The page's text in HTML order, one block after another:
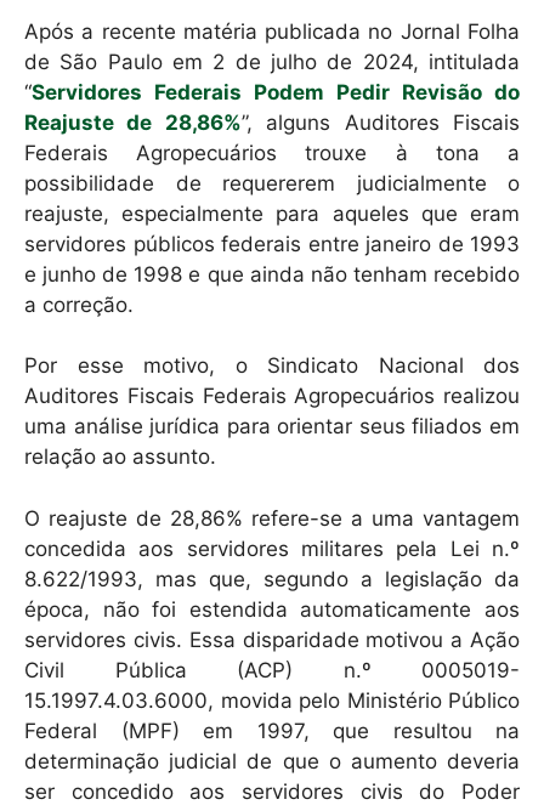
p o
k
Após a recente matéria publicada no Jornal Folha
de São Paulo em 2 de julho de 2024, intitulada
“Servidores Federais Podem Pedir Revisão do
Reajuste de 28,86%”, alguns Auditores Fiscais
Federais Agropecuários trouxe à tona a
possibilidade de requererem judicialmente o
reajuste, especialmente para aqueles que eram
servidores públicos federais entre janeiro de 1993
e junho de 1998 e que ainda não tenham recebido
a correção.
Por esse motivo, o Sindicato Nacional dos
Auditores Fiscais Federais Agropecuários realizou
uma análise jurídica para orientar seus filiados em
relação ao assunto.
O reajuste de 28,86% refere-se a uma vantagem
concedida aos servidores militares pela Lei n.º
8.622/1993, mas que, segundo a legislação da
época, não foi estendida automaticamente aos
servidores civis. Essa disparidade motivou a Ação
Civil Pública (ACP) n.º 0005019-
15.1997.4.03.6000, movida pelo Ministério Público
Federal (MPF) em 1997, que resultou na
determinação judicial de que o aumento deveria
ser concedido aos servidores civis do Poder